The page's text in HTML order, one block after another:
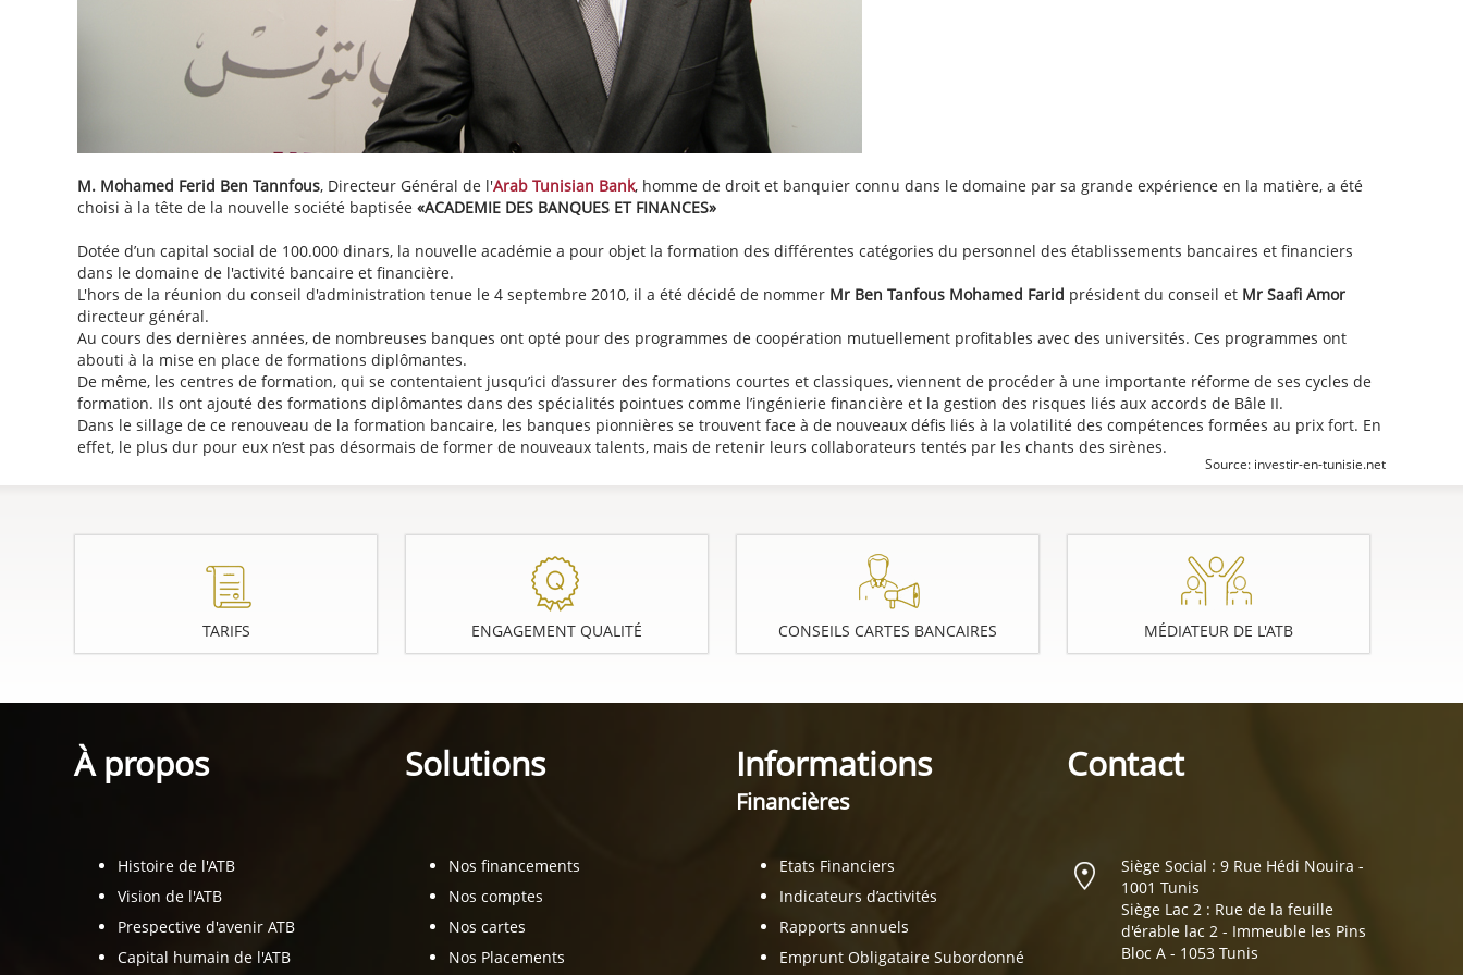
Les Dépôts à Terme en Devises (DAT)
M. Mohamed Ferid Ben Tannfous, Directeur Général de l'Arab Tunisian Bank, homme de droit et banquier connu dans le domaine par sa grande expérience en la matière, a été
choisi à la tête de la nouvelle société baptisée «ACADEMIE DES BANQUES ET FINANCES»
Dotée d’un capital social de 100.000 dinars, la nouvelle académie a pour objet la formation des différentes catégories du personnel des établissements bancaires et financiers
dans le domaine de l'activité bancaire et financière.
L'hors de la réunion du conseil d'administration tenue le 4 septembre 2010, il a été décidé de nommer Mr Ben Tanfous Mohamed Farid président du conseil et Mr Saafi Amor
directeur général.
Au cours des dernières années, de nombreuses banques ont opté pour des programmes de coopération mutuellement profitables avec des universités. Ces programmes ont
abouti à la mise en place de formations diplômantes.
De même, les centres de formation, qui se contentaient jusqu’ici d’assurer des formations courtes et classiques, viennent de procéder à une importante réforme de ses cycles de
formation. Ils ont ajouté des formations diplômantes dans des spécialités pointues comme l’ingénierie financière et la gestion des risques liés aux accords de Bâle II.
Dans le sillage de ce renouveau de la formation bancaire, les banques pionnières se trouvent face à de nouveaux défis liés à la volatilité des compétences formées au prix fort. En
effet, le plus dur pour eux n’est pas désormais de former de nouveaux talents, mais de retenir leurs collaborateurs tentés par les chants des sirènes.
Source: investir-en-tunisie.net
TARIFS ENGAGEMENT QUALITÉ CONSEILS CARTES BANCAIRES MÉDIATEUR DE L'ATB
À propos
Histoire de l'ATB
Vision de l'ATB
Prespective d'avenir ATB
Capital humain de l'ATB
Solutions
Nos financements
Nos comptes
Nos cartes
Nos Placements
Informations
Financières
Etats Financiers
Indicateurs d’activités
Rapports annuels
Emprunt Obligataire Subordonné
Contact
Siège Social : 9 Rue Hédi Nouira -
1001 Tunis
Siège Lac 2 : Rue de la feuille
d'érable lac 2 - Immeuble les Pins
Bloc A - 1053 Tunis